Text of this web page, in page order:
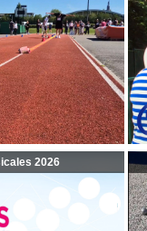
2026